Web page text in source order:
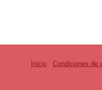
Inicio - Condiciones de